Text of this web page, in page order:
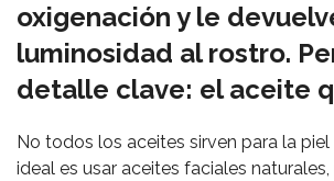
oxigenación y le
luminosidad al rostro.
detalle clave: el aceite
No todos los aceites sirven para la
ideal es usar aceites faciales